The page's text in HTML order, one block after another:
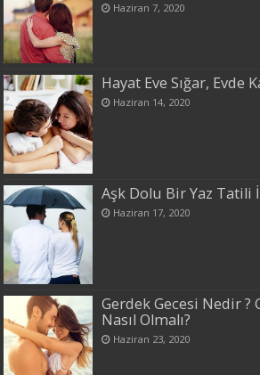
Haziran 7, 2020
Hayat Eve Sığar, Evde
Haziran 14, 2020
Aşk Dolu Bir Yaz Tatili
Haziran 17, 2020
Gerdek Gecesi Nedir ?
Nasıl Olmalı?
Haziran 23, 2020